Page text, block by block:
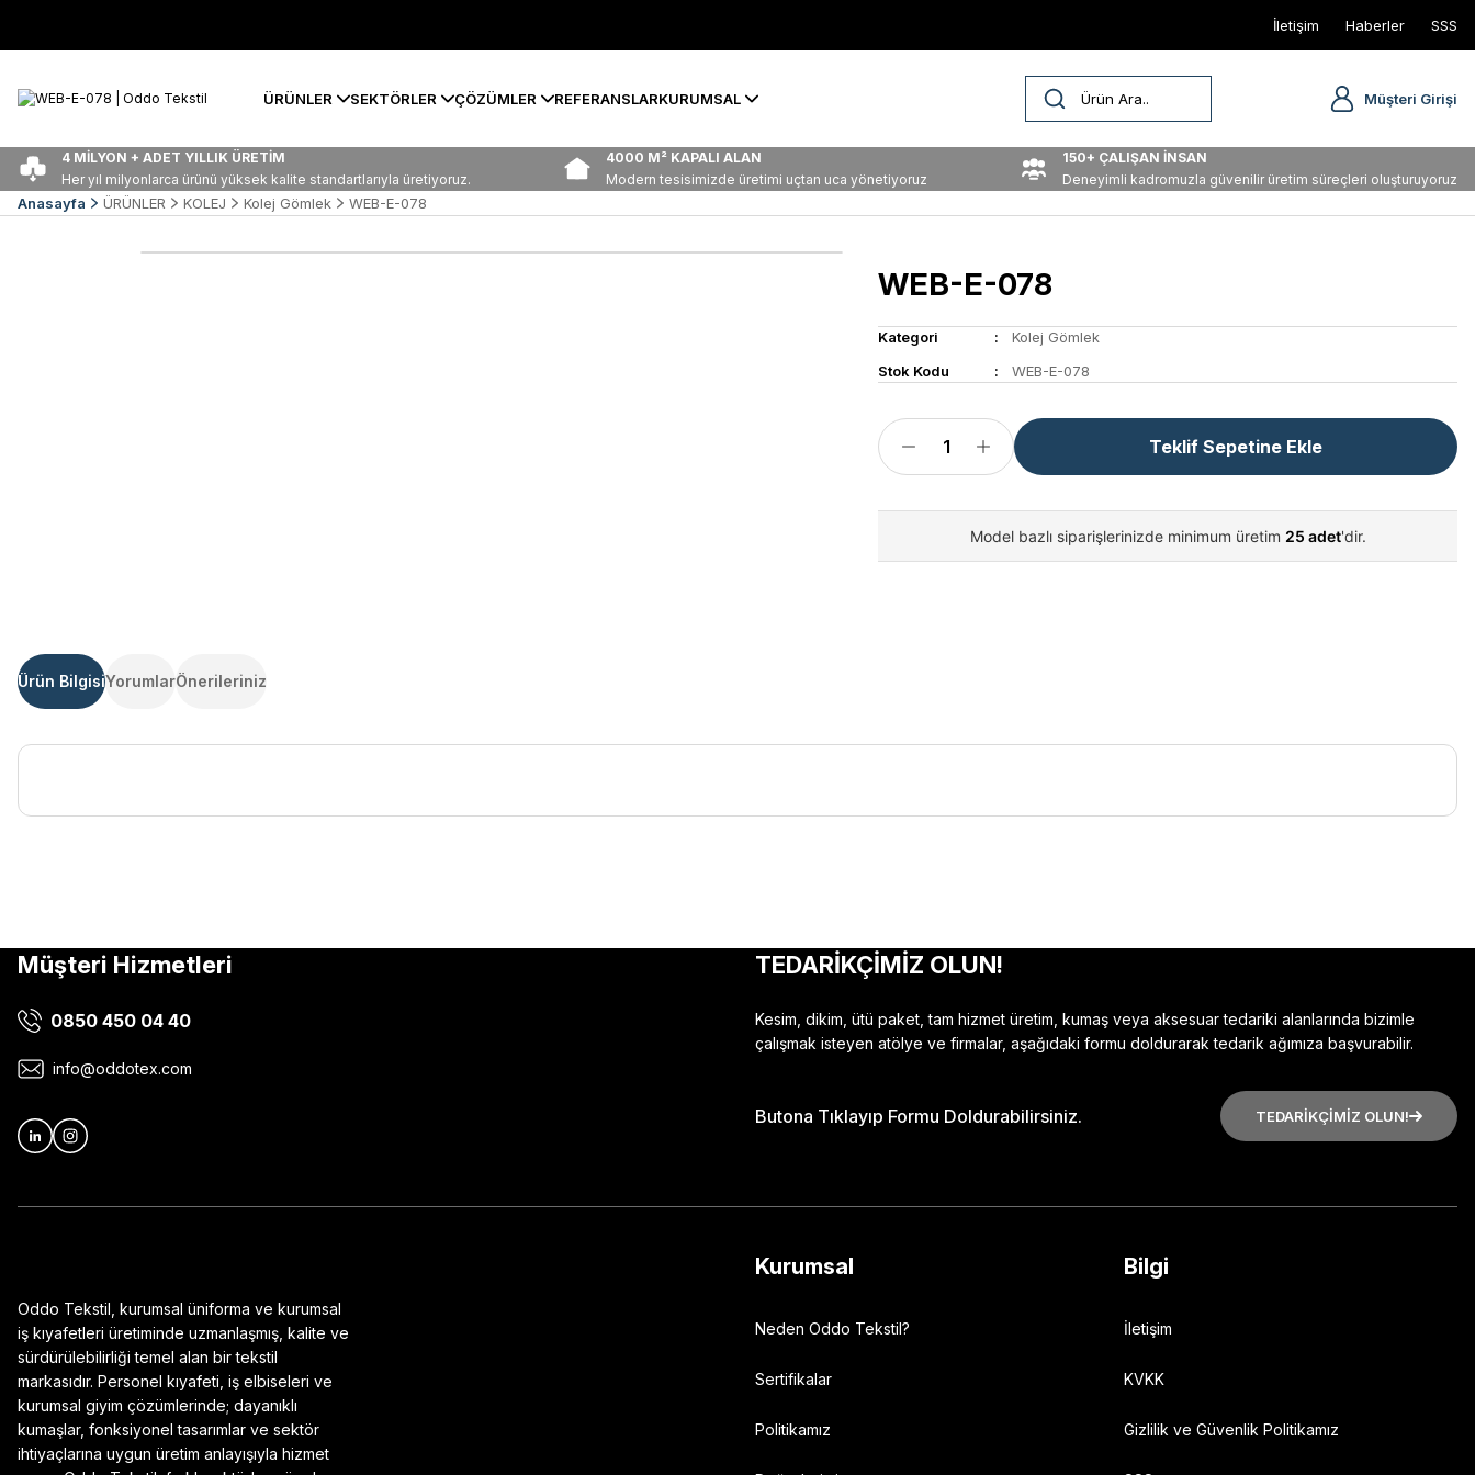
İletişim Haberler SSS
ÜRÜNLER SEKTÖRLER ÇÖZÜMLER REFERANSLARKURUMSAL Müşteri Girişi
4 MİLYON + ADET YILLIK ÜRETİM
Her yıl milyonlarca ürünü yüksek kalite standartlarıyla üretiyoruz.
4000 M² KAPALI ALAN
Modern tesisimizde üretimi uçtan uca yönetiyoruz
150+ ÇALIŞAN İNSAN
Deneyimli kadromuzla güvenilir üretim süreçleri oluşturuyoruz
Anasayfa ÜRÜNLER KOLEJ Kolej Gömlek WEB-E-078
WEB-E-078
Kategori
Kolej Gömlek
Stok Kodu
WEB-E-078
Teklif Sepetine Ekle
Model bazlı siparişlerinizde minimum üretim 25 adet'dir.
Ürün BilgisiYorumlarÖnerileriniz
Yorum Yaz
Ürün resmi kalitesiz, bozuk veya görüntülenemiyor.
Ürün bilgilerinde hatalar bulunuyor.
Müşteri Hizmetleri
0850 450 04 40
info@oddotex.com
TEDARİKÇİMİZ OLUN!
Kesim, dikim, ütü paket, tam hizmet üretim, kumaş veya aksesuar tedariki alanlarında bizimle
çalışmak isteyen atölye ve firmalar, aşağıdaki formu doldurarak tedarik ağımıza başvurabilir.
Butona Tıklayıp Formu Doldurabilirsiniz. TEDARİKÇİMİZ OLUN!
Oddo Tekstil, kurumsal üniforma ve kurumsal
iş kıyafetleri üretiminde uzmanlaşmış, kalite ve
sürdürülebilirliği temel alan bir tekstil
markasıdır. Personel kıyafeti, iş elbiseleri ve
kurumsal giyim çözümlerinde; dayanıklı
kumaşlar, fonksiyonel tasarımlar ve sektör
ihtiyaçlarına uygun üretim anlayışıyla hizmet
Kurumsal
Neden Oddo Tekstil?
Sertifikalar
Politikamız
Bilgi
İletişim
KVKK
Gizlilik ve Güvenlik Politikamız